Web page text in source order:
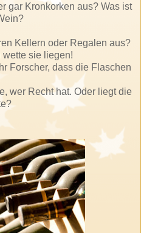
gar Kronkorken aus? Was ist
Kellern oder Regalen aus?
wette sie liegen!
Forscher, dass die Flaschen
wer Recht hat. Oder liegt die